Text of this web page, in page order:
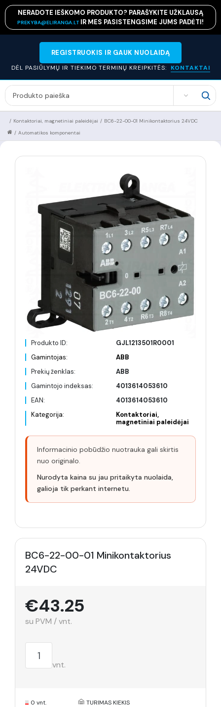
NERADOTE IEŠKOMO PRODUKTO? PARAŠYKITE UŽKLAUSĄ
PREKYBA@ELIRANGA.LT IR MES PASISTENGSIME JUMS PADĖTI!
REGISTRUOKIS IR GAUK NUOLAIDĄ
DĖL PASIŪLYMŲ IR TIEKIMO TERMINŲ KREIPKITĖS: KONTAKTAI
SEARCH
BC6-22-00-01 Minikontaktorius 24VDC
/
Kontaktoriai, magnetiniai paleidėjai
/
Automatikos komponentai
/
Produkto ID:
GJL1213501R0001
Gamintojas:
ABB
Prekių ženklas:
ABB
Gamintojo indeksas:
4013614053610
EAN:
4013614053610
Kategorija:
Kontaktoriai,
magnetiniai paleidėjai
Informacinio pobūdžio nuotrauka gali skirtis
nuo originalo.
Nurodyta kaina su jau pritaikyta nuolaida,
galioja tik perkant internetu.
BC6-22-00-01 Minikontaktorius
24VDC
€43.25
su PVM / vnt.
vnt.
0 vnt.
TURIMAS KIEKIS